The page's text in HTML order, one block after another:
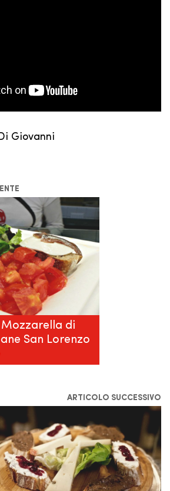
Giovanni
di
San Lorenzo
ARTICOLO SUCCESSIVO